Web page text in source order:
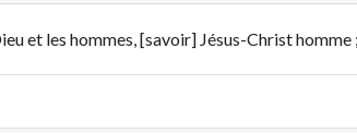
et les hommes, [savoir] Jésus-Christ homme